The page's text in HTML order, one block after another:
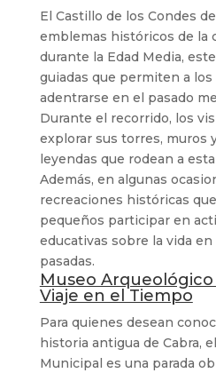
El Castillo de los Condes
emblemas históricos de la
durante la Edad Media,
guiadas que permiten a
adentrarse en el pasado
Durante el recorrido, los
explorar sus torres, muros
leyendas que rodean a
Además, en algunas
recreaciones históricas
pequeños participar en
educativas sobre la vida
pasadas.
Museo
Viaje en el Tiempo
Para quienes desean
historia antigua de Cabra,
Municipal es una parada